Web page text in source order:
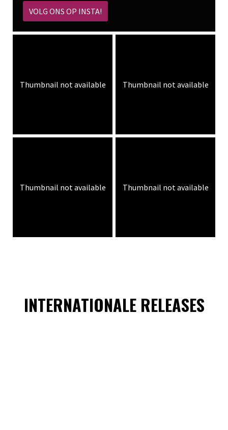
VOLG ONS OP INSTA!
Thumbnail not available Thumbnail not available
Thumbnail not available Thumbnail not available
INTERNATIONALE RELEASES